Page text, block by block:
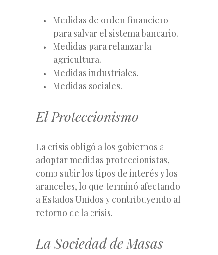
Medidas de orden financiero
para salvar el sistema bancario.
Medidas para relanzar la
agricultura.
Medidas industriales.
Medidas sociales.
El Proteccionismo
La crisis obligó a los gobiernos a
adoptar medidas proteccionistas,
como subir los tipos de interés y los
aranceles, lo que terminó afectando
a Estados Unidos y contribuyendo al
retorno de la crisis.
La Sociedad de Masas